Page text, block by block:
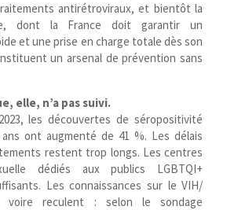
antirétroviraux, et bientôt la
dont la France doit garantir un
et une prise en charge totale dès son
un arsenal de prévention sans
elle, n’a pas suivi.
les découvertes de séropositivité
ans ont augmenté de 41 %. Les délais
restent trop longs. Les centres
dédiés aux publics LGBTQI+
Les connaissances sur le VIH/​
voire reculent : selon le sondage